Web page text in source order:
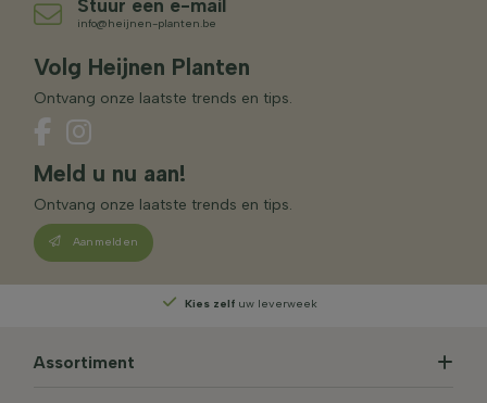
info@heijnen-planten.be
Volg Heijnen Planten
Ontvang onze laatste trends en tips.
Meld u nu aan!
Ontvang onze laatste trends en tips.
Aanmelden
Kies zelf uw leverweek
Assortiment